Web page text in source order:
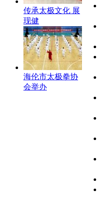
传承太极文化 展
现健
海伦市太极拳协
会举办